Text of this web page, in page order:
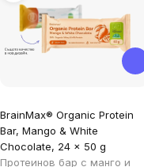
BrainMax® Organic Protein
Bar, Mango & White
Chocolate, 24 x 50 g
Протеинов бар с манго и